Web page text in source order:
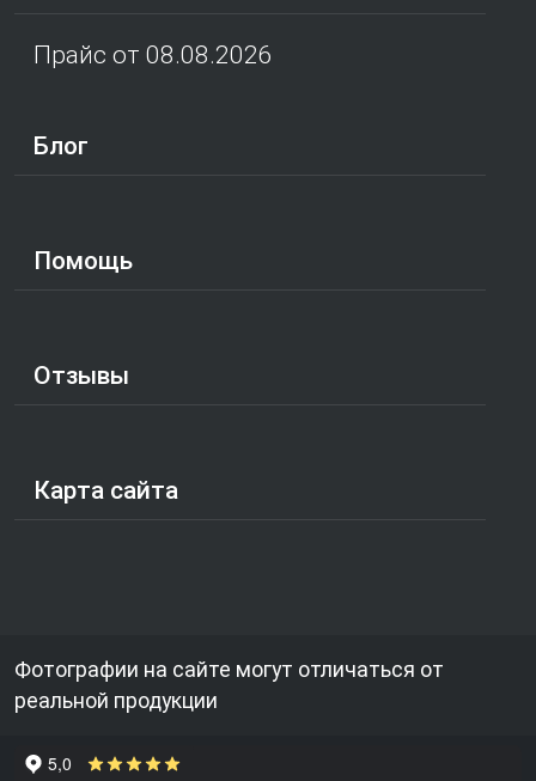
Прайс от 08.08.2026
Блог
Помощь
Отзывы
Карта сайта
Фотографии на сайте могут отличаться от
реальной продукции